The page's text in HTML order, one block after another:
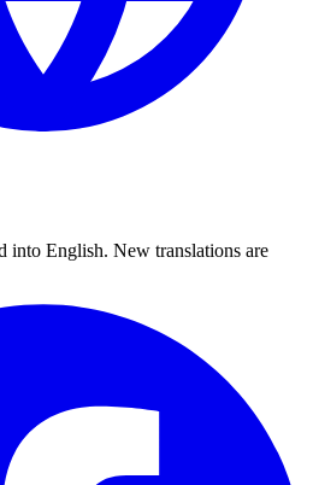
into English. New translations are